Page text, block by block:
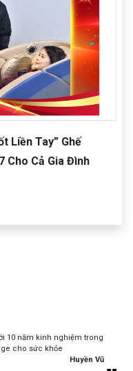
Liền Tay” Ghế
Cho Cả Gia Đình
10 năm kinh nghiệm trong
cho sức khỏe
Huyền Vũ